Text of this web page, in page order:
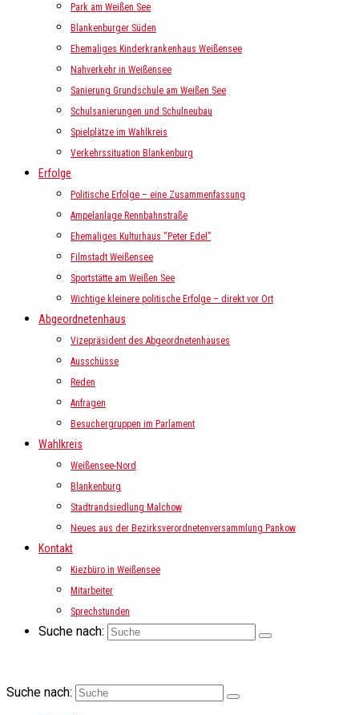
Park am Weißen See
Blankenburger Süden
Ehemaliges Kinderkrankenhaus Weißensee
Nahverkehr in Weißensee
Sanierung Grundschule am Weißen See
Schulsanierungen und Schulneubau
Spielplätze im Wahlkreis
Verkehrssituation Blankenburg
Erfolge
Politische Erfolge – eine Zusammenfassung
Ampelanlage Rennbahnstraße
Ehemaliges Kulturhaus “Peter Edel”
Filmstadt Weißensee
Sportstätte am Weißen See
Wichtige kleinere politische Erfolge – direkt vor Ort
Abgeordnetenhaus
Vizepräsident des Abgeordnetenhauses
Ausschüsse
Reden
Anfragen
Besuchergruppen im Parlament
Wahlkreis
Weißensee-Nord
Blankenburg
Stadtrandsiedlung Malchow
Neues aus der Bezirksverordnetenversammlung Pankow
Kontakt
Kiezbüro in Weißensee
Mitarbeiter
Sprechstunden
Suche nach:
Suche nach: